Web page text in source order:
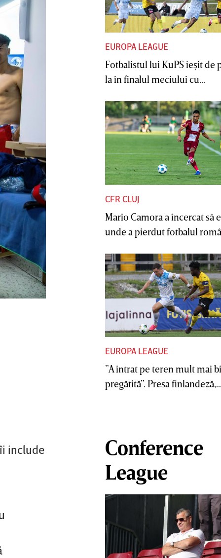
include
EUROPA LEAGUE
Fotbalistul lui KuPS ieşit de
la în finalul meciului cu...
CFR CLUJ
Mario Camora a încercat să
unde a pierdut fotbalul
EUROPA LEAGUE
”A intrat pe teren mult mai
pregătită”. Presa
Conference
League